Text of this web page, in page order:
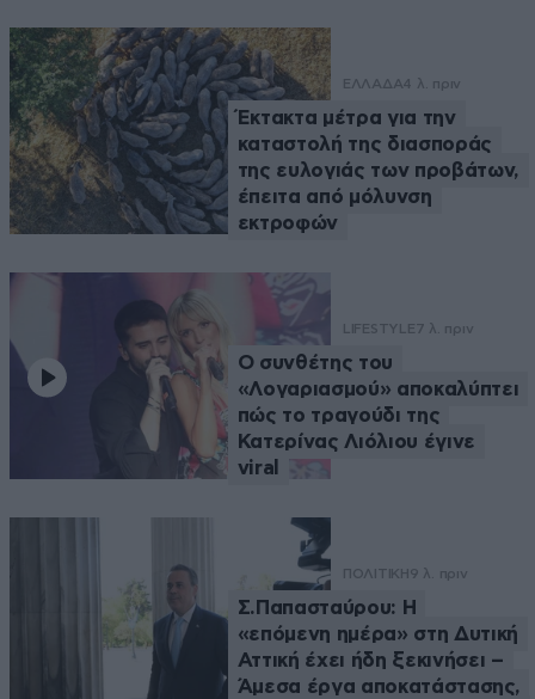
ΕΛΛΑΔΑ4 λ. πριν
Έκτακτα μέτρα για την
καταστολή της διασποράς
της ευλογιάς των προβάτων,
έπειτα από μόλυνση
εκτροφών
LIFESTYLE7 λ. πριν
Ο συνθέτης του
«Λογαριασμού» αποκαλύπτει
πώς το τραγούδι της
Κατερίνας Λιόλιου έγινε
viral
ΠΟΛΙΤΙΚΗ9 λ. πριν
Σ.Παπασταύρου: Η
«επόμενη ημέρα» στη Δυτική
Αττική έχει ήδη ξεκινήσει –
Άμεσα έργα αποκατάστασης,